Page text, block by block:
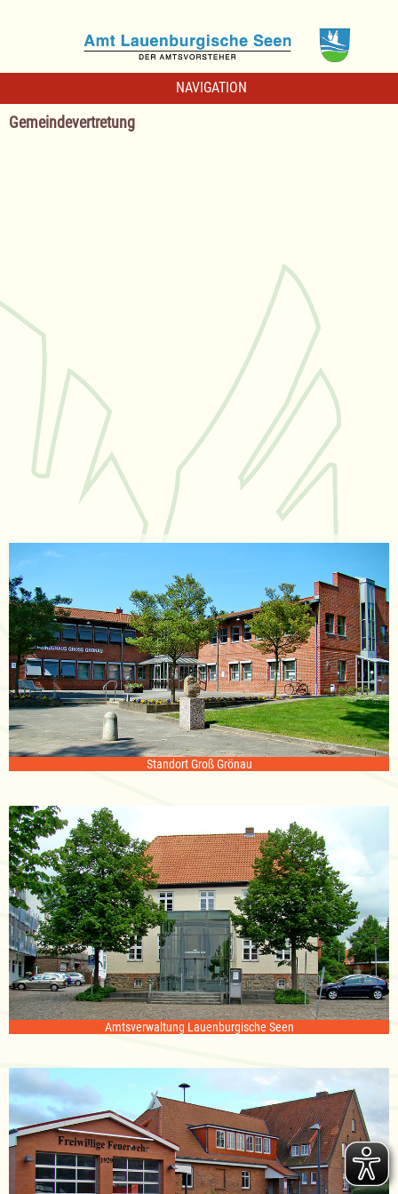
NAVIGATION
Gemeindevertretung
Standort Groß Grönau
Amtsverwaltung Lauenburgische Seen